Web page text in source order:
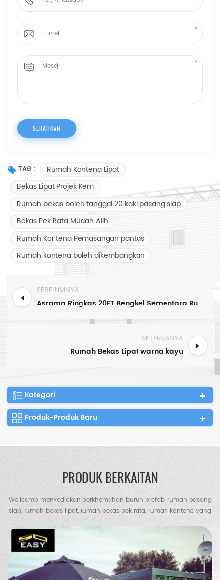
TAG :
Rumah Kontena Lipat
Bekas Lipat Projek Kem
Rumah bekas boleh tanggal 20 kaki pasang siap
Bekas Pek Rata Mudah Alih
Rumah Kontena Pemasangan pantas
Rumah kontena boleh dikembangkan
SEBELUMNYA
Asrama Ringkas 20FT Bengkel Sementara Rumah Prefabrikasi Rumah Bekas Lipat Rumah
SETERUSNYA
Rumah Bekas Lipat warna kayu
Kategori
Produk-Produk Baru
PRODUK BERKAITAN
Wellcamp menyediakan perkhemahan buruh prefab, rumah pasang
siap, rumah bekas lipat, rumah bekas pek rata, rumah kontena yang
diperluas, vila kontena, vila keluli, gudang struktur keluli, gudang